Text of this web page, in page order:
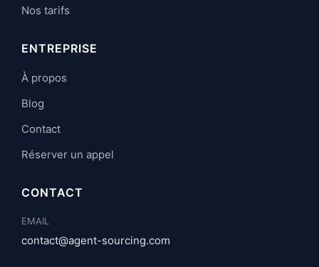
Nos tarifs
ENTREPRISE
À propos
Blog
Contact
Réserver un appel
CONTACT
EMAIL
contact@agent-sourcing.com